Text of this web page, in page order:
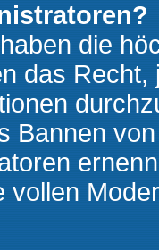
die
das
Bannen
vollen